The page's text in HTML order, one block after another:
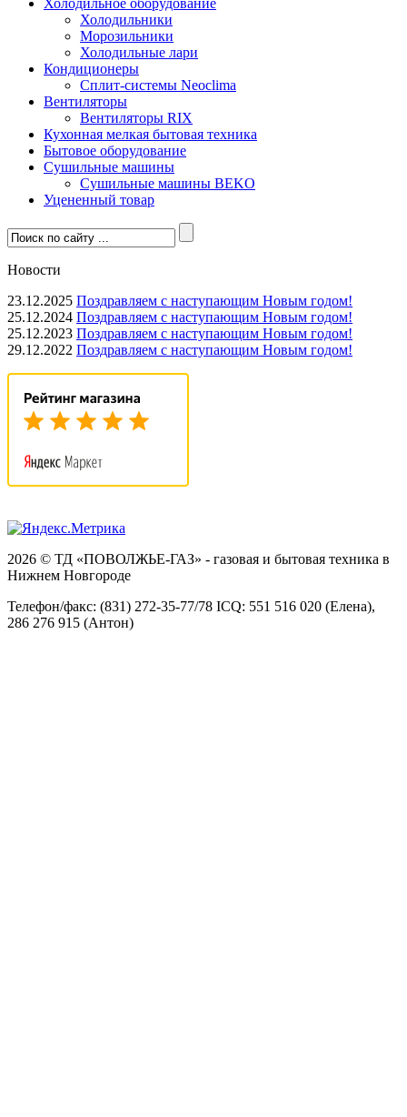
Холодильное оборудование
Холодильники
Морозильники
Холодильные лари
Кондиционеры
Сплит-системы Neoclima
Вентиляторы
Вентиляторы RIX
Кухонная мелкая бытовая техника
Бытовое оборудование
Сушильные машины
Сушильные машины BEKO
Уцененный товар
Новости
23.12.2025 Поздравляем с наступающим Новым годом!
25.12.2024 Поздравляем с наступающим Новым годом!
25.12.2023 Поздравляем с наступающим Новым годом!
29.12.2022 Поздравляем с наступающим Новым годом!
2026 © ТД «ПОВОЛЖЬЕ-ГАЗ» - газовая и бытовая техника в
Нижнем Новгороде
Телефон/факс: (831) 272-35-77/78 ICQ: 551 516 020 (Елена),
286 276 915 (Антон)